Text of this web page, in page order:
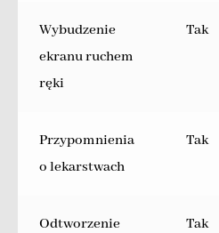
Wybudzenie
ekranu ruchem
ręki
Tak
Przypomnienia
o lekarstwach
Tak
Odtworzenie
Tak